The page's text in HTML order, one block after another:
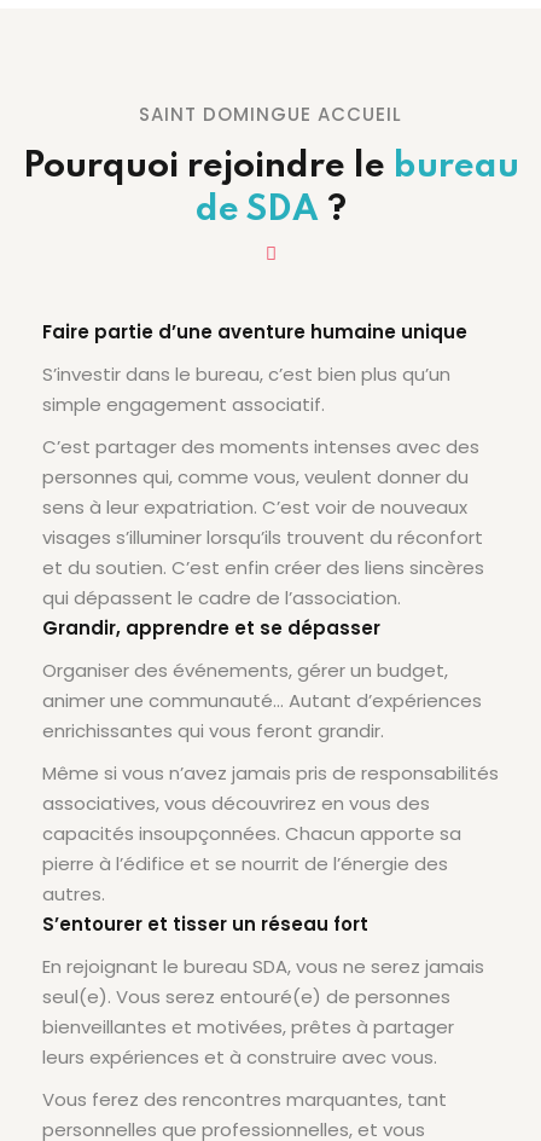
SAINT DOMINGUE ACCUEIL
Pourquoi rejoindre le bureau
de SDA?
Faire partie d’une aventure humaine unique
S’investir dans le bureau, c’est bien plus qu’un
simple engagement associatif.
C’est partager des moments intenses avec des
personnes qui, comme vous, veulent donner du
sens à leur expatriation. C’est voir de nouveaux
visages s’illuminer lorsqu’ils trouvent du réconfort
et du soutien. C’est enfin créer des liens sincères
qui dépassent le cadre de l’association.
Grandir, apprendre et se dépasser
Organiser des événements, gérer un budget,
animer une communauté… Autant d’expériences
enrichissantes qui vous feront grandir.
Même si vous n’avez jamais pris de responsabilités
associatives, vous découvrirez en vous des
capacités insoupçonnées. Chacun apporte sa
pierre à l’édifice et se nourrit de l’énergie des
autres.
S’entourer et tisser un réseau fort
En rejoignant le bureau SDA, vous ne serez jamais
seul(e). Vous serez entouré(e) de personnes
bienveillantes et motivées, prêtes à partager
leurs expériences et à construire avec vous.
Vous ferez des rencontres marquantes, tant
personnelles que professionnelles, et vous